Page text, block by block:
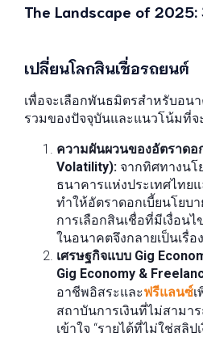
The Landscape of
เปลี่ยนโลกสินเชื่อรถยนต์
เพื่อจะเลือกพันธมิตรสำหรับอนา
รวมของปัจจุบันและแนวโน้มที่จ
ความผันผวนของอัตราดอ
Volatility): จากทิศทางนโ
ธนาคารแห่งประเทศไทย
ทำให้อัตราดอกเบี้ยนโยบ
การเลือกสินเชื่อที่มีเงื่อน
ในอนาคตจึงกลายเป็นเรื่
เศรษฐกิจแบบ Gig
Gig Economy &
อาชีพอิสระและฟรีแลนซ์
สถาบันการเงินที่ไม่สามา
เข้าใจ “รายได้ที่ไม่ใช่สลิป